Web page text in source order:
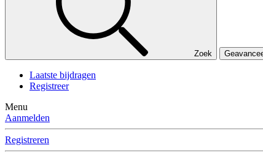
Zoek
Laatste bijdragen
Registreer
Menu
Aanmelden
Registreren